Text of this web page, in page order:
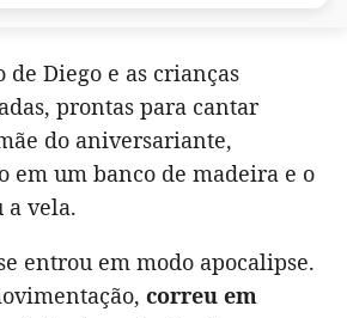
Diego e as crianças
prontas para cantar
do aniversariante,
em um banco de madeira e o
a vela.
entrou em modo apocalipse.
correu em